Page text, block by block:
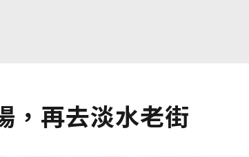
，再去淡水老街